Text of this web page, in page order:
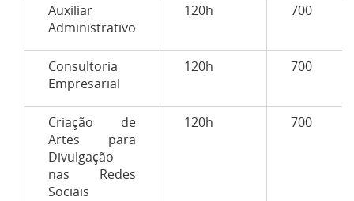
Auxiliar
Administrativo
120h 700
Consultoria
Empresarial
120h 700
Criação de
Artes para
Divulgação
nas Redes
Sociais
120h 700